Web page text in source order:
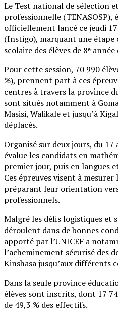
Le Test national de sélection
professionnelle (TENASOSP),
officiellement lancé ce jeudi
(Instigo), marquant une étape
scolaire des élèves de 8ᵉ
Pour cette session, 70 990
%), prennent part à ces
centres à travers la province
sont situés notamment à
Masisi, Walikale et jusqu’à
déplacés.
Organisé sur deux jours, du 17
évalue les candidats en
premier jour, puis en langues
Ces épreuves visent à
préparant leur orientation
professionnels.
Malgré les défis logistiques et
déroulent dans de bonnes
apporté par l’UNICEF a
l’acheminement sécurisé des
Kinshasa jusqu’aux différents
Dans la seule province
élèves sont inscrits, dont 17
de 49,3 % des effectifs.